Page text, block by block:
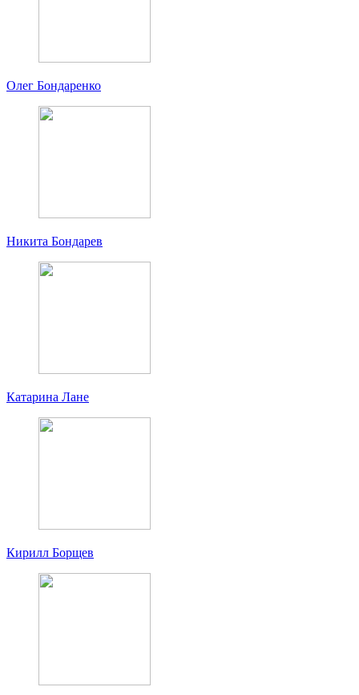
Олег Бондаренко
Никита Бондарев
Катарина Лане
Кирилл Борщев